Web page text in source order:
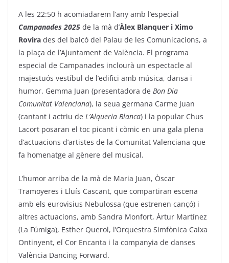
A les 22:50 h acomiadarem l’any amb l’especial
Campanades 2025 de la mà d’Àlex Blanquer i Ximo
Rovira des del balcó del Palau de les Comunicacions, a
la plaça de l’Ajuntament de València. El programa
especial de Campanades inclourà un espectacle al
majestuós vestíbul de l’edifici amb música, dansa i
humor. Gemma Juan (presentadora de Bon Dia
Comunitat Valenciana), la seua germana Carme Juan
(cantant i actriu de L’Alqueria Blanca) i la popular Chus
Lacort posaran el toc picant i còmic en una gala plena
d’actuacions d’artistes de la Comunitat Valenciana que
fa homenatge al gènere del musical.
L’humor arriba de la mà de Maria Juan, Òscar
Tramoyeres i Lluís Cascant, que compartiran escena
amb els eurovisius Nebulossa (que estrenen cançó) i
altres actuacions, amb Sandra Monfort, Àrtur Martínez
(La Fúmiga), Esther Querol, l’Orquestra Simfònica Caixa
Ontinyent, el Cor Encanta i la companyia de danses
València Dancing Forward.